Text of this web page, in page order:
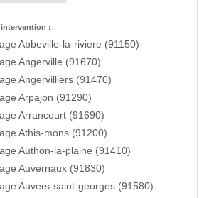
:
Abbeville-la-riviere (91150)
Angerville (91670)
Angervilliers (91470)
Arpajon (91290)
Arrancourt (91690)
Athis-mons (91200)
Authon-la-plaine (91410)
Auvernaux (91830)
Auvers-saint-georges (91580)